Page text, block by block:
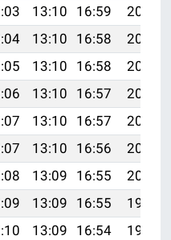
13:10 16:59
20:08
13:10 16:58
20:07
13:10 16:58
20:06
13:10 16:57
20:04
13:10 16:57
20:03
13:10 16:56
20:02
13:09 16:55
20:00
13:09 16:55
19:59
13:09 16:54
19:58